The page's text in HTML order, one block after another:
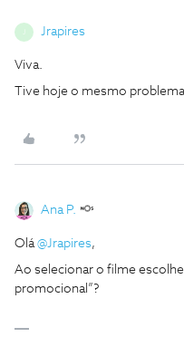
Jrapires
Viva.
Tive hoje o mesmo
Ana P.
Olá@Jrapires,
Ao selecionar o filme
promocional”?